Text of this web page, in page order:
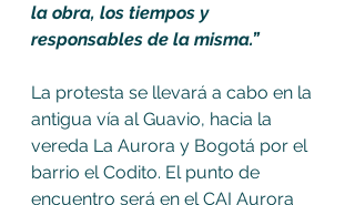
la obra, los tiempos y
responsables de la misma.”
La protesta se llevará a cabo en la
antigua vía al Guavio, hacia la
vereda La Aurora y Bogotá por el
barrio el Codito. El punto de
encuentro será en el CAI Aurora